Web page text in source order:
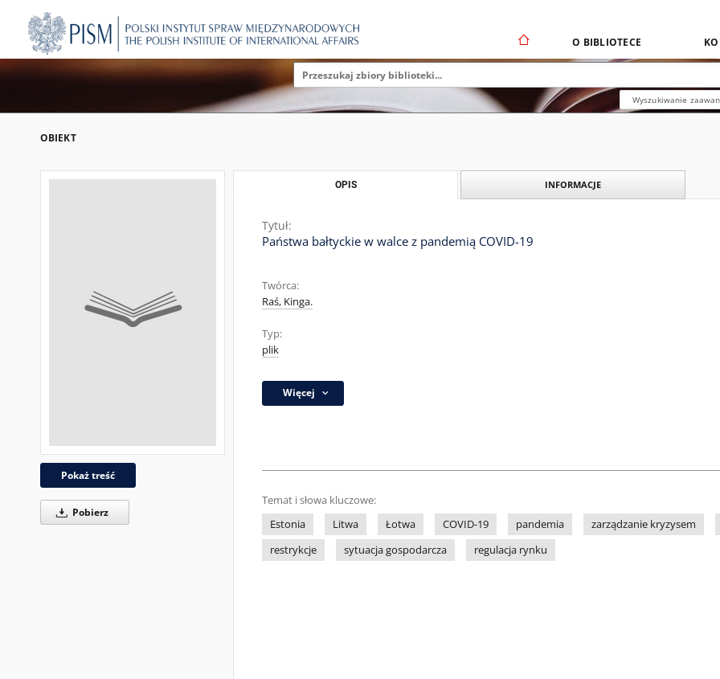
O BIBLIOTECE
Wyszukiwanie
OBIEKT
Pokaż treść
Pobierz
OPIS INFORMACJE
Tytuł:
Państwa bałtyckie w walce z pandemią COVID-19
Twórca:
Raś, Kinga.
Typ:
plik
Więcej
Temat i słowa kluczowe:
Estonia
Litwa Łotwa COVID-19 pandemia zarządzanie kryzysem
restrykcje
sytuacja gospodarcza regulacja rynku